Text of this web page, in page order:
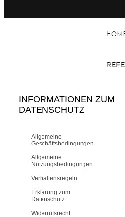
INFORMATIONEN ZUM
DATENSCHUTZ
Allgemeine
Geschäftsbedingungen
Allgemeine
Nutzungsbedingungen
Verhaltensregeln
Erklärung zum
Datenschutz
Widerrufsrecht